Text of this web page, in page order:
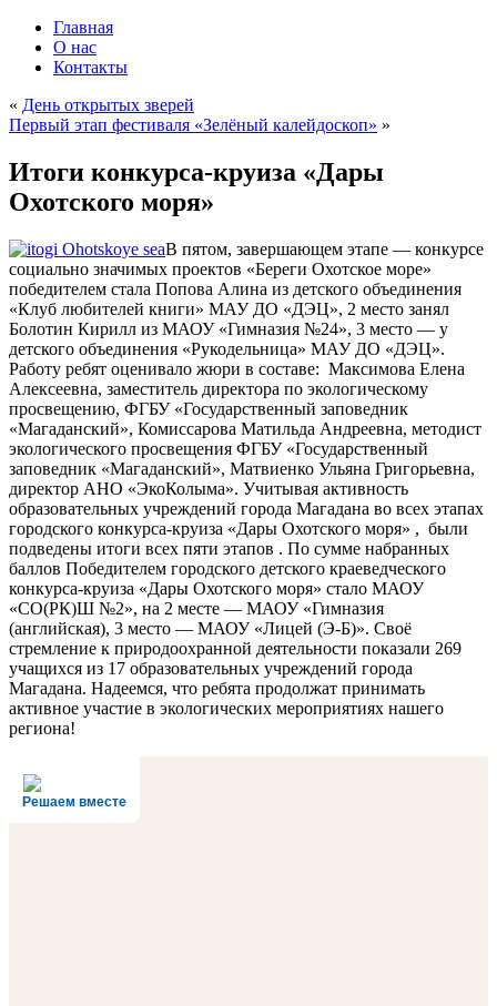
Главная
О нас
Контакты
« День открытых зверей
Первый этап фестиваля «Зелёный калейдоскоп» »
Итоги конкурса-круиза «Дары
Охотского моря»
В пятом, завершающем этапе — конкурсе
социально значимых проектов «Береги Охотское море»
победителем стала Попова Алина из детского объединения
«Клуб любителей книги» МАУ ДО «ДЭЦ», 2 место занял
Болотин Кирилл из МАОУ «Гимназия №24», 3 место — у
детского объединения «Рукодельница» МАУ ДО «ДЭЦ».
Работу ребят оценивало жюри в составе: Максимова Елена
Алексеевна, заместитель директора по экологическому
просвещению, ФГБУ «Государственный заповедник
«Магаданский», Комиссарова Матильда Андреевна, методист
экологического просвещения ФГБУ «Государственный
заповедник «Магаданский», Матвиенко Ульяна Григорьевна,
директор АНО «ЭкоКолыма». Учитывая активность
образовательных учреждений города Магадана во всех этапах
городского конкурса-круиза «Дары Охотского моря» , были
подведены итоги всех пяти этапов . По сумме набранных
баллов Победителем городского детского краеведческого
конкурса-круиза «Дары Охотского моря» стало МАОУ
«СО(РК)Ш №2», на 2 месте — МАОУ «Гимназия
(английская), 3 место — МАОУ «Лицей (Э-Б)». Своё
стремление к природоохранной деятельности показали 269
учащихся из 17 образовательных учреждений города
Магадана. Надеемся, что ребята продолжат принимать
активное участие в экологических мероприятиях нашего
региона!
Решаем вместе